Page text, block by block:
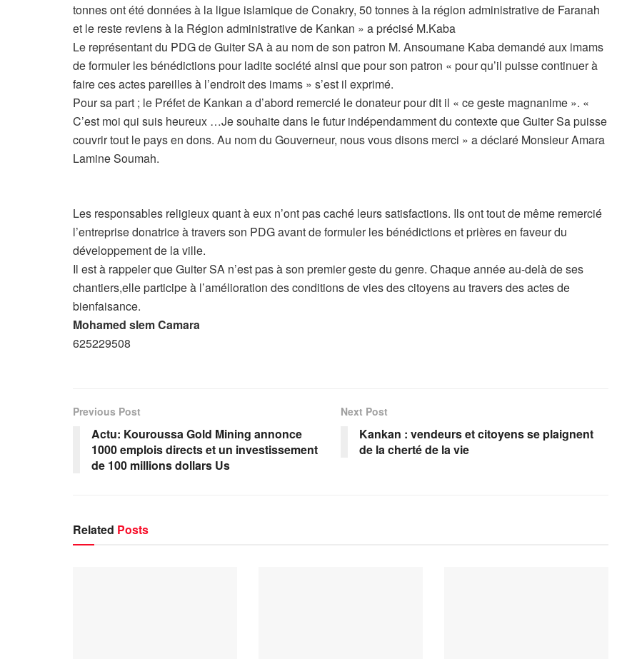
tonnes ont été données à la ligue islamique de Conakry, 50 tonnes à la région administrative de Faranah
et le reste reviens à la Région administrative de Kankan » a précisé M.Kaba
Le représentant du PDG de Guiter SA à au nom de son patron M. Ansoumane Kaba demandé aux imams
de formuler les bénédictions pour ladite société ainsi que pour son patron « pour qu’il puisse continuer à
faire ces actes pareilles à l’endroit des imams » s’est il exprimé.
Pour sa part ; le Préfet de Kankan a d’abord remercié le donateur pour dit il « ce geste magnanime ». «
C’est moi qui suis heureux …Je souhaite dans le futur indépendamment du contexte que Guiter Sa puisse
couvrir tout le pays en dons. Au nom du Gouverneur, nous vous disons merci » a déclaré Monsieur Amara
Lamine Soumah.
Les responsables religieux quant à eux n’ont pas caché leurs satisfactions. Ils ont tout de même remercié
l’entreprise donatrice à travers son PDG avant de formuler les bénédictions et prières en faveur du
développement de la ville.
Il est à rappeler que Guiter SA n’est pas à son premier geste du genre. Chaque année au-delà de ses
chantiers,elle participe à l’amélioration des conditions de vies des citoyens au travers des actes de
bienfaisance.
Mohamed slem Camara
625229508
Previous Post
Actu: Kouroussa Gold Mining annonce
1000 emplois directs et un investissement
de 100 millions dollars Us
Next Post
Kankan : vendeurs et citoyens se plaignent
de la cherté de la vie
Related Posts